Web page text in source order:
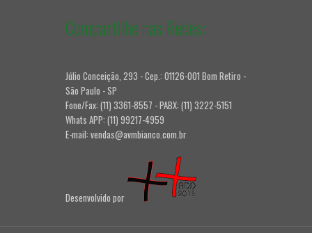
Compartilhe nas Redes:
Júlio Conceição, 293 - Cep.: 01126-001 Bom Retiro -
São Paulo - SP
Fone/Fax: (11) 3361-8557 - PABX: (11) 3222-5151
Whats APP: (11) 99217-4959
E-mail: vendas@avmbianco.com.br
Desenvolvido por